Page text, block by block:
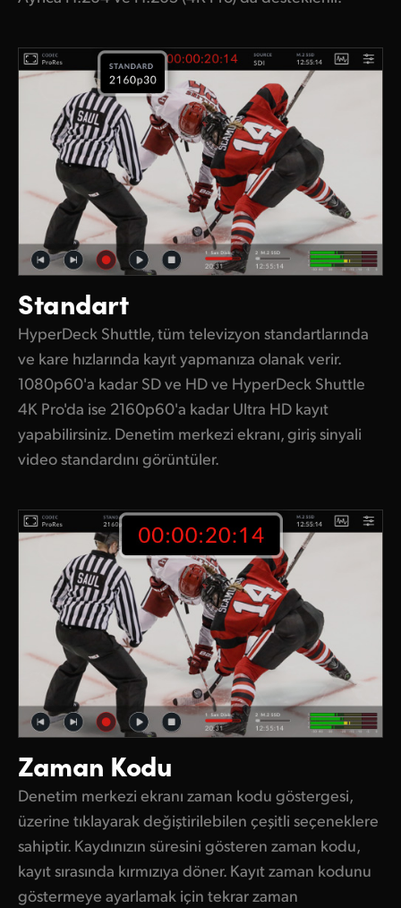
Standart
HyperDeck Shuttle, tüm televizyon standartlarında
ve kare hızlarında kayıt yapmanıza olanak verir.
1080p60'a kadar SD ve HD ve HyperDeck Shuttle
4K Pro'da ise 2160p60'a kadar Ultra HD kayıt
yapabilirsiniz. Denetim merkezi ekranı, giriş sinyali
video standardını görüntüler.
Zaman Kodu
Denetim merkezi ekranı zaman kodu göstergesi,
üzerine tıklayarak değiştirilebilen çeşitli seçeneklere
sahiptir. Kaydınızın süresini gösteren zaman kodu,
kayıt sırasında kırmızıya döner. Kayıt zaman kodunu
göstermeye ayarlamak için tekrar zaman